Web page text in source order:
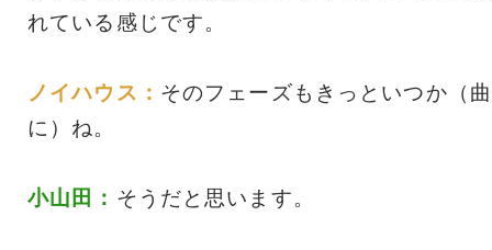
れている感じです。
ノイハウス： そのフェーズもきっといつか（曲
に）ね。
小山田： そうだと思います。